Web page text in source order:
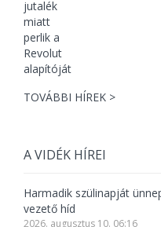
TOVÁBBI HÍREK >
A VIDÉK HÍREI
Harmadik szülinapját
vezető híd
2026. augusztus 10. 06:16